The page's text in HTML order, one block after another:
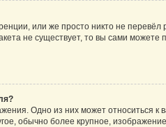
или же просто никто не
не существует, то вы сами
Одно из них может относиться
обычно более крупное,